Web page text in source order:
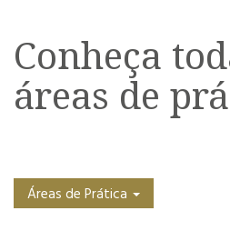
Conheça
áreas de
Áreas de Prática